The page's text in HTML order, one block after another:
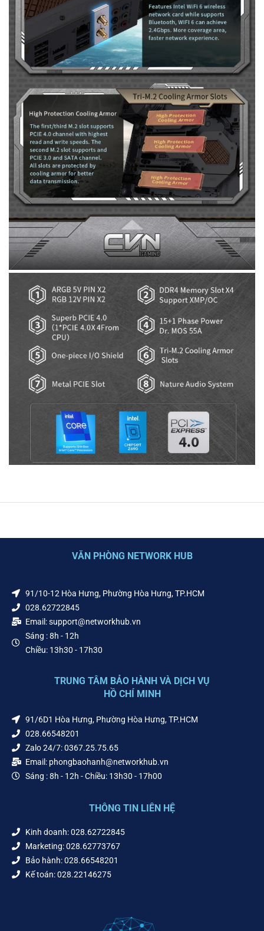
VĂN PHÒNG NETWORK HUB
91/10-12 Hòa Hưng, Phường Hòa Hưng, TP.HCM
028.62722845
Email: support@networkhub.vn
Sáng : 8h - 12h
Chiều: 13h30 - 17h30
TRUNG TÂM BẢO HÀNH VÀ DỊCH VỤ
HỒ CHÍ MINH
91/6D1 Hòa Hưng, Phường Hòa Hưng, TP.HCM
028.66548201
Zalo 24/7: 0367.25.75.65
Email: phongbaohanh@networkhub.vn
Sáng : 8h - 12h - Chiều: 13h30 - 17h00
THÔNG TIN LIÊN HỆ
Kinh doanh: 028.62722845
Marketing: 028.62773767
Bảo hành: 028.66548201
Kế toán: 028.22146275